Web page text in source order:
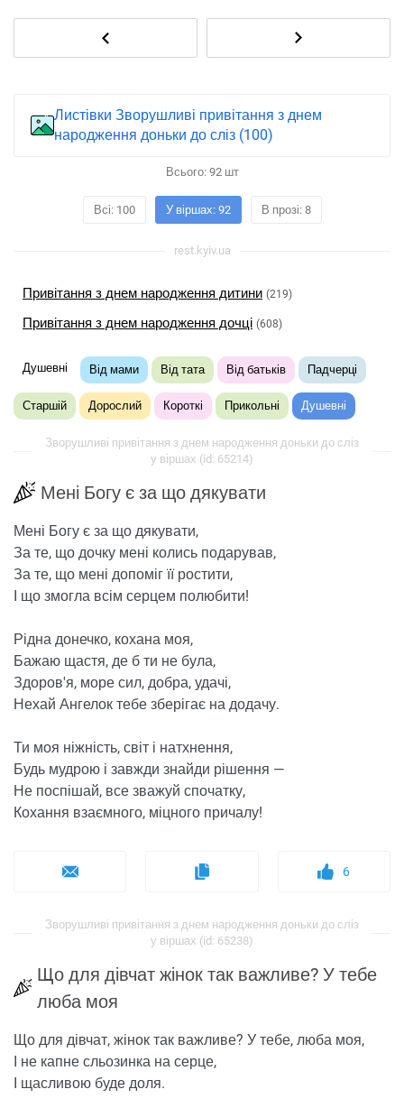
Листівки Зворушливі привітання з днем ​​
народження доньки до сліз (100)
Всього: 92шт
Всі: 100 У віршах: 92 В прозі: 8
rest.kyiv.ua
Привітання з днем ​​народження дитини (219)
Привітання з днем ​​народження дочці (608)
Душевні Від мами Від тата Від батьків Падчерці
Старшій Дорослий Короткі Прикольні Душевні
Зворушливі привітання з днем ​​народження доньки до сліз
у віршах (id: 65214)
Мені Богу є за що дякувати
Мені Богу є за що дякувати,
За те, що дочку мені колись подарував,
За те, що мені допоміг її ростити,
І що змогла всім серцем полюбити!
Рідна донечко, кохана моя,
Бажаю щастя, де б ти не була,
Здоров'я, море сил, добра, удачі,
Нехай Ангелок тебе зберігає на додачу.
Ти моя ніжність, світ і натхнення,
Будь мудрою і завжди знайди рішення —
Не поспішай, все зважуй спочатку,
Кохання взаємного, міцного причалу!
6
Зворушливі привітання з днем ​​народження доньки до сліз
у віршах (id: 65238)
Що для дівчат жінок так важливе? У тебе
люба моя
Що для дівчат, жінок так важливе? У тебе, люба моя,
І не капне сльозинка на серце,
І щасливою буде доля.